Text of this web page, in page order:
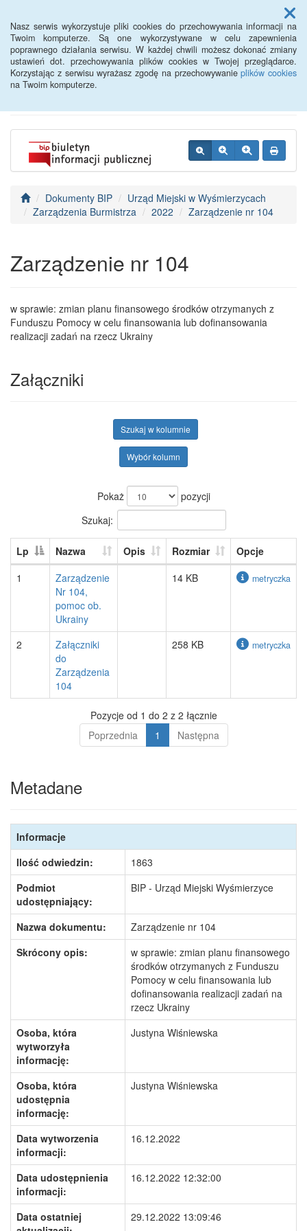
Nasz serwis wykorzystuje pliki cookies do przechowywania informacji na
Twoim komputerze. Są one wykorzystywane w celu zapewnienia
poprawnego działania serwisu. W każdej chwili możesz dokonać zmiany
ustawień dot. przechowywania plików cookies w Twojej przeglądarce.
Korzystając z serwisu wyrażasz zgodę na przechowywanieplików cookies
na Twoim komputerze.
Menu
BIP - Urząd Miejski
Wyśmierzyce
Dokumenty BIP
Urząd Miejski w Wyśmierzycach
Zarządzenia Burmistrza
2022 Zarządzenie nr 104
Zarządzenie nr 104
w sprawie: zmian planu finansowego środków otrzymanych z
Funduszu Pomocy w celu finansowania lub dofinansowania
realizacji zadań na rzecz Ukrainy
Załączniki
Szukaj w kolumnie
Wybór kolumn
Pokaż
pozycji
Szukaj:
Lp Nazwa Opis Rozmiar
Opcje
1
Zarządzenie
Nr 104,
pomoc ob.
Ukrainy
14 KB metryczka
2
Załączniki
do
Zarządzenia
104
258 KB metryczka
Pozycje od 1 do 2 z 2 łącznie
Poprzednia
1 Następna
Metadane
Informacje
Ilość odwiedzin:
1863
Podmiot
udostępniający:
BIP - Urząd Miejski Wyśmierzyce
Nazwa dokumentu:
Zarządzenie nr 104
Skrócony opis:
w sprawie: zmian planu finansowego
środków otrzymanych z Funduszu
Pomocy w celu finansowania lub
dofinansowania realizacji zadań na
rzecz Ukrainy
Osoba, która
wytworzyła
informację:
Justyna Wiśniewska
Osoba, która
udostępnia
informację:
Justyna Wiśniewska
Data wytworzenia
informacji:
16.12.2022
Data udostępnienia
informacji:
16.12.2022 12:32:00
Data ostatniej
29.12.2022 13:09:46